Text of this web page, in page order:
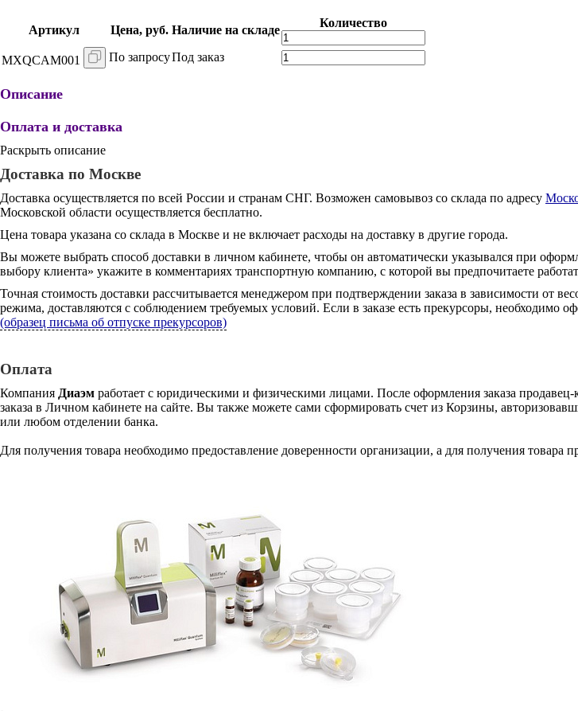
Артикул Цена, руб. Наличие на складе
Количество
MXQCAM001 По запросуПод заказ
Описание
Оплата и доставка
Раскрыть описание
Доставка по Москве
Доставка осуществляется по всей России и странам СНГ. Возможен самовывоз со склада по адресу
Московской области осуществляется бесплатно.
Цена товара указана со склада в Москве и не включает расходы на доставку в другие города.
Вы можете выбрать способ доставки в личном кабинете, чтобы он автоматически указывался при
выбору клиента» укажите в комментариях транспортную компанию, с которой вы предпочитаете
Точная стоимость доставки рассчитывается менеджером при подтверждении заказа в зависимости от
режима, доставляются с соблюдением требуемых условий. Если в заказе есть прекурсоры, необходимо
(образец письма об отпуске прекурсоров)
Оплата
Компания Диаэм работает с юридическими и физическими лицами. После оформления заказа
заказа в Личном кабинете на сайте. Вы также можете сами сформировать счет из Корзины,
или любом отделении банка.
Для получения товара необходимо предоставление доверенности организации, а для получения товара